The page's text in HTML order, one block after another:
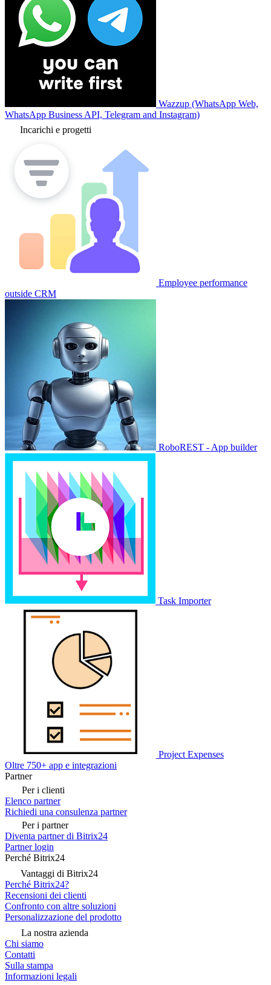
Wazzup (WhatsApp Web,
WhatsApp Business API, Telegram and Instagram)
Incarichi e progetti
Employee performance
outside CRM
RoboREST - App builder
Task Importer
Project Expenses
Oltre 750+ app e integrazioni
Partner
Per i clienti
Elenco partner
Richiedi una consulenza partner
Per i partner
Diventa partner di Bitrix24
Partner login
Perché Bitrix24
Vantaggi di Bitrix24
Perché Bitrix24?
Recensioni dei clienti
Confronto con altre soluzioni
Personalizzazione del prodotto
La nostra azienda
Chi siamo
Contatti
Sulla stampa
Informazioni legali